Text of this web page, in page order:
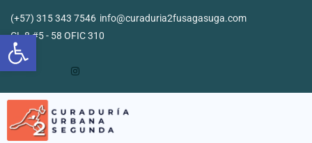
Abrir barra de herramientas
contenido
(+57) 315 343 7546 info@curaduria2fusagasuga.com
CL 8 #5 - 58 OFIC 310